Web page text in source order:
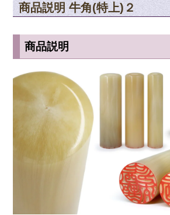
商品説明 牛角(特上)２
商品説明